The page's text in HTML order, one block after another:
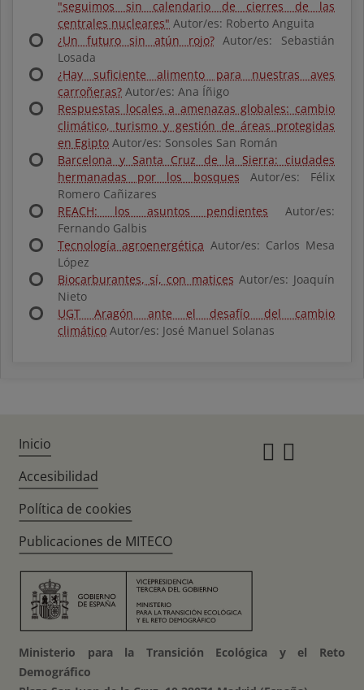
"seguimos sin calendario de cierres de las
centrales nucleares" Autor/es: Roberto Anguita
¿Un futuro sin atún rojo?Autor/es: Sebastián
Losada
¿Hay suficiente alimento para nuestras aves
carroñeras? Autor/es: Ana Íñigo
Respuestas locales a amenazas globales: cambio
climático, turismo y gestión de áreas protegidas
en Egipto Autor/es: Sonsoles San Román
Barcelona y Santa Cruz de la Sierra: ciudades
hermanadas por los bosques Autor/es: Félix
Romero Cañizares
REACH: los asuntos pendientes Autor/es:
Fernando Galbis
Tecnología agroenergética Autor/es: Carlos Mesa
López
Biocarburantes, sí, con matices Autor/es: Joaquín
Nieto
UGT Aragón ante el desafío del cambio
climático Autor/es: José Manuel Solanas
Inicio
Accesibilidad
Política de cookies
Publicaciones de MITECO
Ministerio para la Transición Ecológica y el Reto
Demográfico